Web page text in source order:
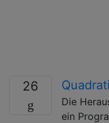
26
Die
ein